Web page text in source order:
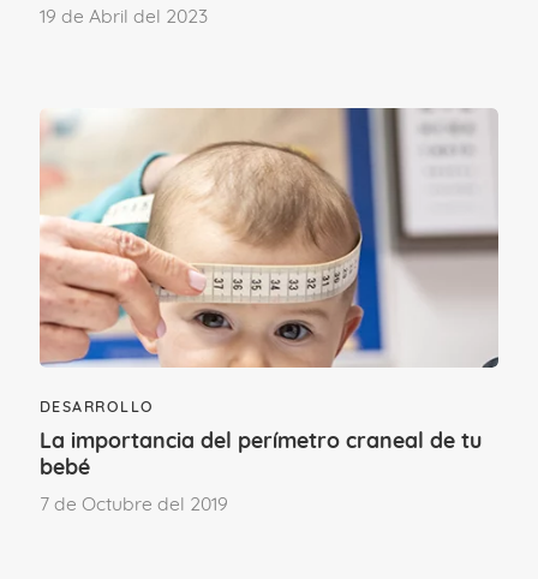
19 de Abril del 2023
DESARROLLO
La importancia del perímetro craneal de tu
bebé
7 de Octubre del 2019